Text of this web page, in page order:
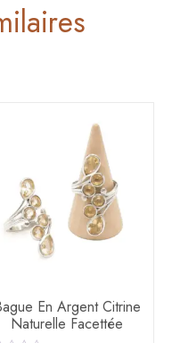
En Argent Citrine
Naturelle Facettée